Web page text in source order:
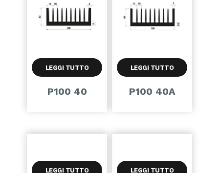
LEGGI TUTTO
P100 40
LEGGI TUTTO
P100 40A
LEGGI TUTTO LEGGI TUTTO